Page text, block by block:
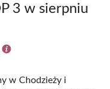
3 w sierpniu
w Chodzieży i